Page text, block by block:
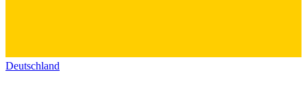
Deutschland